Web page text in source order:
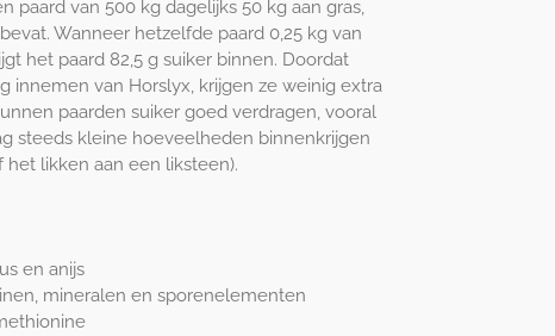
paard van 500 kg dagelijks 50 kg aan gras,
Wanneer hetzelfde paard 0,25 kg van
het paard 82,5 g suiker binnen. Doordat
innemen van Horslyx, krijgen ze weinig extra
paarden suiker goed verdragen, vooral
steeds kleine hoeveelheden binnenkrijgen
het likken aan een liksteen).
en anijs
mineralen en sporenelementen